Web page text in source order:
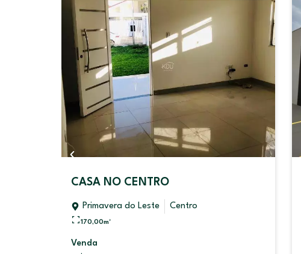
CASA NO CENTRO
Primavera do Leste Centro
170,00m²
Venda